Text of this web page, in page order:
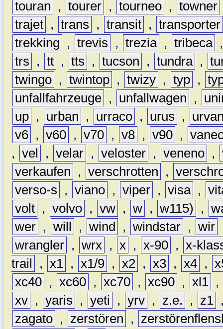
touran , tourer , tourneo , towner
trajet , trans , transit , transporter
trekking
, trevis , trezia , tribeca
trs
, tt , tts , tucson , tundra ,
twingo , twintop , twizy , typ ,
unfallfahrzeuge , unfallwagen ,
up , urban , urraco , urus ,
v6 , v60 , v70 , v8 , v90 ,
, vel , velar , veloster , veneno ,
verkaufen
, verschrotten ,
verso-s
, viano , viper , visa ,
volt , volvo , vw , w , w115) ,
wer , will , wind , windstar , wir
wrangler , wrx , x , x-90 , x-
trail
, x1 , x1/9 , x2 , x3 , x4 ,
xc40 , xc60 , xc70 , xc90 , xl1 ,
xv , yaris , yeti , yrv , z.e. , z1
zagato , zerstören ,